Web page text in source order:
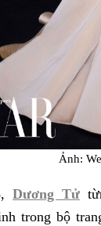
Ảnh:
Dương Tử
trong bộ